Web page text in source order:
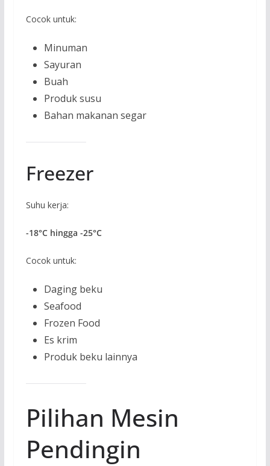
Cocok untuk:
Minuman
Sayuran
Buah
Produk susu
Bahan makanan segar
Freezer
Suhu kerja:
-18°C hingga -25°C
Cocok untuk:
Daging beku
Seafood
Frozen Food
Es krim
Produk beku lainnya
Pilihan Mesin
Pendingin